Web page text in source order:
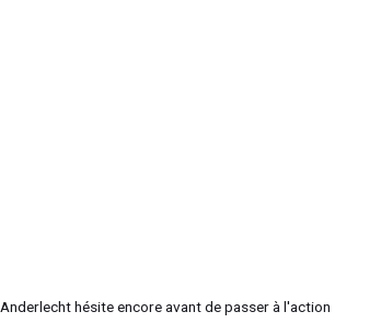
Anderlecht hésite encore avant de passer à l'action